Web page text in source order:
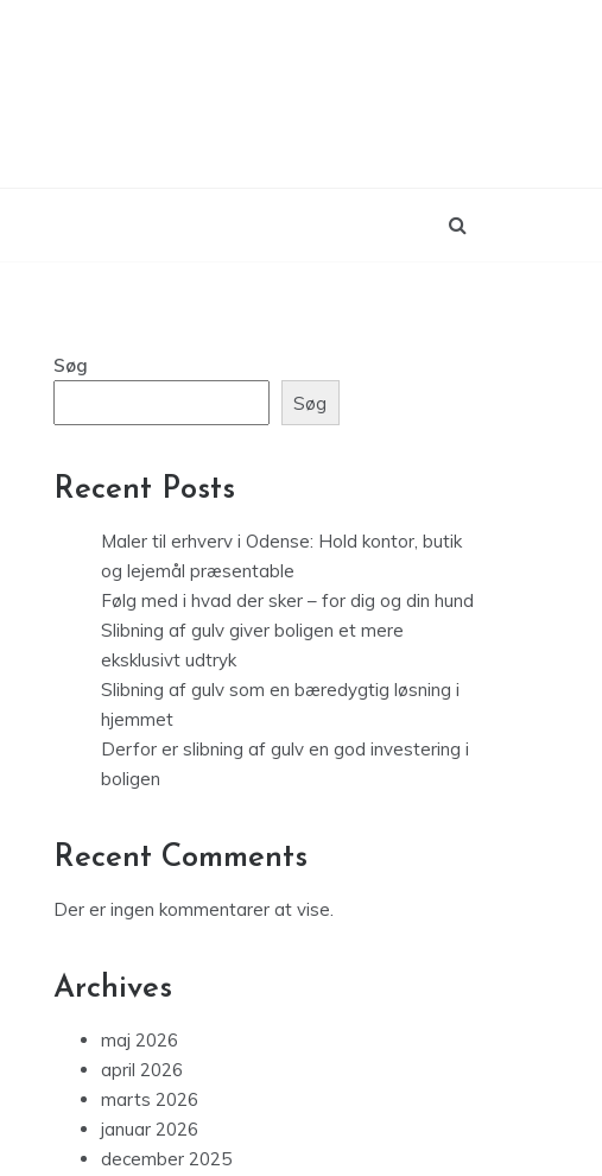
Søg
Søg
Recent Posts
Maler til erhverv i Odense: Hold kontor, butik
og lejemål præsentable
Følg med i hvad der sker – for dig og din hund
Slibning af gulv giver boligen et mere
eksklusivt udtryk
Slibning af gulv som en bæredygtig løsning i
hjemmet
Derfor er slibning af gulv en god investering i
boligen
Recent Comments
Der er ingen kommentarer at vise.
Archives
maj 2026
april 2026
marts 2026
januar 2026
december 2025